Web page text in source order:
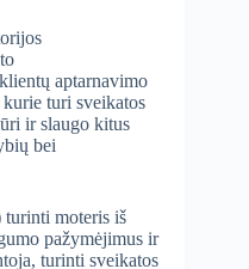
aptarnavimo
turi sveikatos
ir slaugo kitus
bei
turinti moteris iš
pažymėjimus ir
turinti sveikatos